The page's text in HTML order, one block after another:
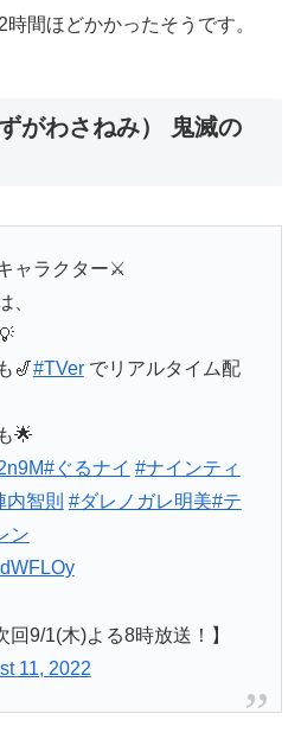
間ほどかかったそうです。
がわさねみ） 鬼滅の
ャラクター⚔
、
🎷#TVerでリアルタイム配
🌟
#ぐるナイ #ナインティ
内智則 #ダレノガレ明美#テ
ン
9/1(木)よる8時放送！】
11, 2022